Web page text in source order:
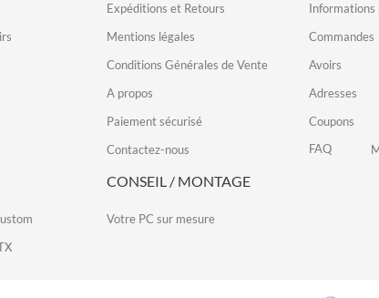
Expéditions et Retours
Mentions légales
Conditions Générales de Vente
A propos
Paiement sécurisé
Contactez-nous
CONSEIL / MONTAGE
Votre PC sur mesure
Informations
Commandes
Avoirs
Adresses
Coupons
FAQ